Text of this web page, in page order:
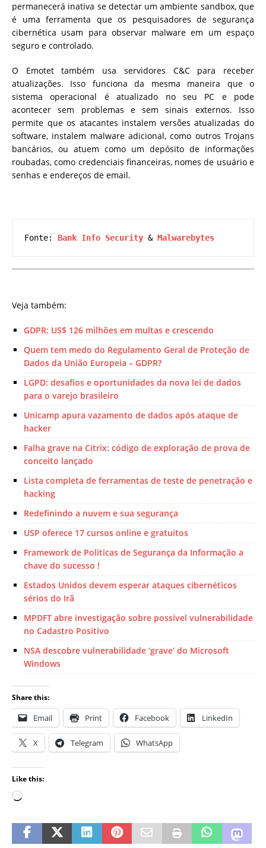
permanecerá inativa se detectar um ambiente sandbox, que
é uma ferramenta que os pesquisadores de segurança
cibernética usam para observar malware em um espaço
seguro e controlado.
O Emotet também usa servidores C&C para receber
atualizações. Isso funciona da mesma maneira que o
sistema operacional é atualizado no seu PC e pode
acontecer sem problemas e sem sinais externos. Isso
permite que os atacantes instalem versões atualizadas do
software, instalem malware adicional, como outros Trojans
bancários, ou atuem como um depósito de informações
roubadas, como credenciais financeiras, nomes de usuário e
senhas e endereços de email.
Fonte: Bank Info Security & Malwarebytes
Veja também:
GDPR: US$ 126 milhões em multas e crescendo
Quem tem medo do Regulamento Geral de Proteção de
Dados da União Europeia – GDPR?
LGPD: desafios e oportunidades da nova lei de dados
para o varejo brasileiro
Unicamp apura vazamento de dados após ataque de
hacker
Falha grave na Citrix: código de exploração de prova de
conceito lançado
Lista completa de ferramentas de teste de penetração e
hacking
Redefinindo a nuvem e sua segurança
USP oferece 17 cursos online e gratuitos
Framework de Politicas de Segurança da Informação a
chave do sucesso !
Estados Unidos devem esperar ataques cibernéticos
sérios do Irã
MPDFT abre investigação sobre possível vulnerabilidade
no Cadastro Positivo
NSA descobre vulnerabilidade ‘grave’ do Microsoft
Windows
Share this:
Email Print Facebook LinkedIn
X Telegram WhatsApp
Like this: